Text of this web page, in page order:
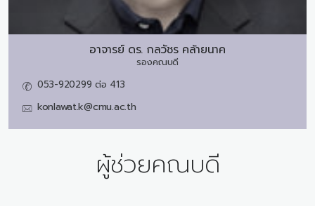
อาจารย์ ดร. กลวัชร คล้ายนาค
รองคณบดี
053-920299 ต่อ 413
konlawat.k@cmu.ac.th
ผู้ช่วยคณบดี